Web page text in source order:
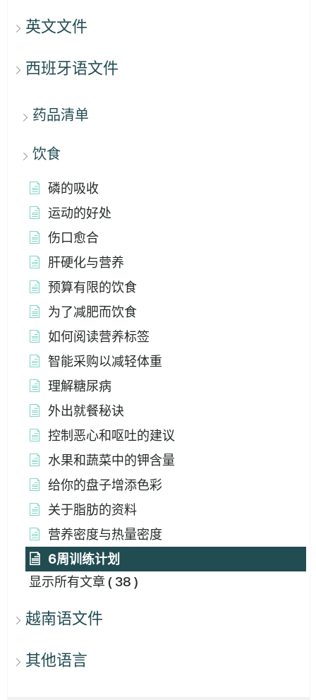
英文文件
西班牙语文件
药品清单
饮食
磷的吸收
运动的好处
伤口愈合
肝硬化与营养
预算有限的饮食
为了减肥而饮食
如何阅读营养标签
智能采购以减轻体重
理解糖尿病
外出就餐秘诀
控制恶心和呕吐的建议
水果和蔬菜中的钾含量
给你的盘子增添色彩
关于脂肪的资料
营养密度与热量密度
6周训练计划
显示所有文章 ( 38 )
越南语文件
其他语言